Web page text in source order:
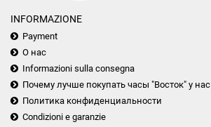
INFORMAZIONE
Payment
О нас
Informazioni sulla consegna
Почему лучше покупать часы "Восток" у нас
Политика конфиденциальности
Condizioni e garanzie